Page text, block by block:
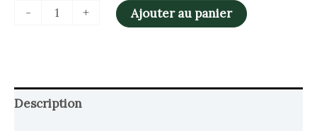
- + Ajouter au panier
Description